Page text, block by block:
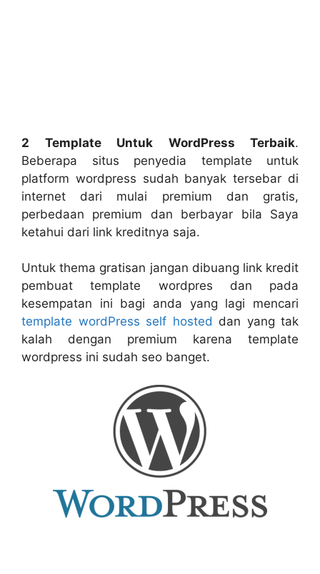
2 Template Untuk WordPress Terbaik.
Beberapa situs penyedia template untuk
platform wordpress sudah banyak tersebar di
internet dari mulai premium dan gratis,
perbedaan premium dan berbayar bila Saya
ketahui dari link kreditnya saja.
Untuk thema gratisan jangan dibuang link kredit
pembuat template wordpres dan pada
kesempatan ini bagi anda yang lagi mencari
template wordPress self hosted dan yang tak
kalah dengan premium karena template
wordpress ini sudah seo banget.